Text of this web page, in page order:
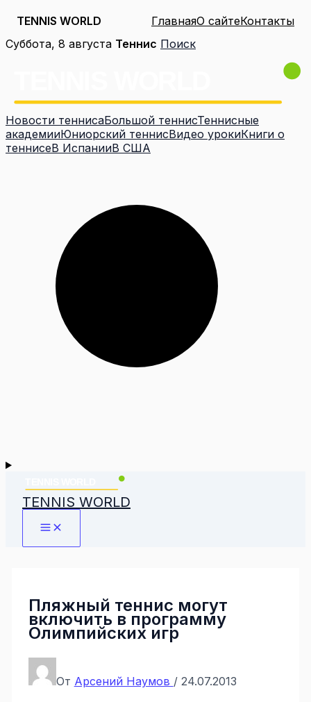
TENNIS WORLD ГлавнаяО сайтеКонтакты
Перейти
Суббота, 8 августа Теннис Поиск
Новости теннисаБольшой теннисТеннисные
академииЮниорский теннисВидео урокиКниги о
теннисеВ ИспанииВ США
TENNIS WORLD
Пляжный теннис могут
включить в программу
Олимпийских игр
От Арсений Наумов / 24.07.2013